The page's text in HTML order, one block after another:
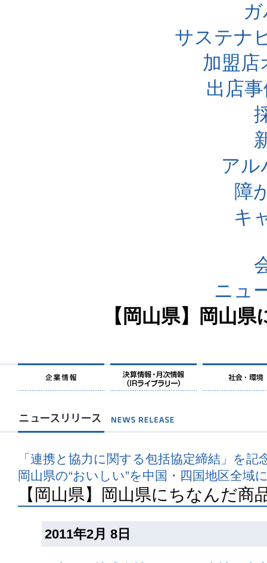
サステナ
加盟店
出店
アル
障
キ
ニュ
【岡山県】岡山
「連携と協力に関する包括協定締結」を記
岡山県の“おいしい”を中国・四国地区全域
【岡山県】岡山県にちなんだ商
2011年2月 8日